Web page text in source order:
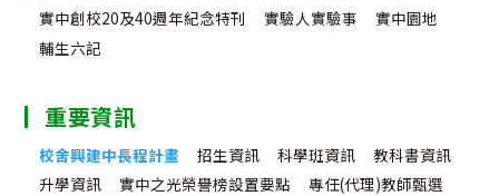
實中創校20及40週年紀念特刊 實驗人實驗事
實中園地
輔生六記
重要資訊
校舍興建中長程計畫 招生資訊 科學班資訊
教科書資訊
升學資訊
實中之光榮譽榜設置要點
專任(代理)教師甄選